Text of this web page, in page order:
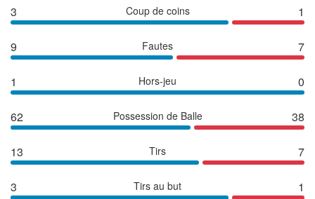
3 Coup de coins 1
9 Fautes 7
1 Hors-jeu 0
62 Possession de Balle 38
13 Tirs 7
3 Tirs au but 1